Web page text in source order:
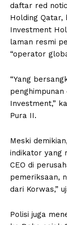
daftar red
Holding Qatar,
Investment
laman resmi
“operator
“Yang
Investment,”
Pura II.
Meski
indikator yang
CEO di
pemeriksaan,
dari Korwas,”
Polisi juga